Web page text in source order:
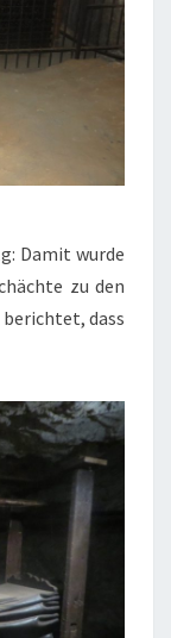
Damit wurde
zu den
dass